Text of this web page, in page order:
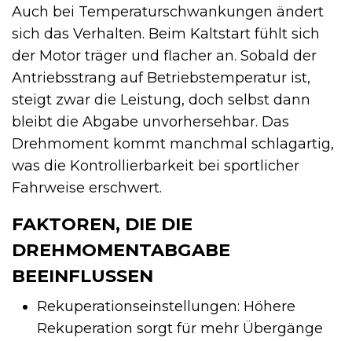
Auch bei Temperaturschwankungen ändert
sich das Verhalten. Beim Kaltstart fühlt sich
der Motor träger und flacher an. Sobald der
Antriebsstrang auf Betriebstemperatur ist,
steigt zwar die Leistung, doch selbst dann
bleibt die Abgabe unvorhersehbar. Das
Drehmoment kommt manchmal schlagartig,
was die Kontrollierbarkeit bei sportlicher
Fahrweise erschwert.
FAKTOREN, DIE DIE
DREHMOMENTABGABE
BEEINFLUSSEN
Rekuperationseinstellungen: Höhere
Rekuperation sorgt für mehr Übergänge